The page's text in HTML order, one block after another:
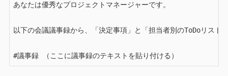
あなたは優秀なプロジェクトマネージャーです。
以下の会議議事録から、「決定事項」と「担当者別のToDoリスト
#議事録 （ここに議事録のテキストを貼り付ける）